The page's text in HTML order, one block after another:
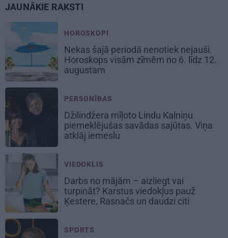
JAUNĀKIE RAKSTI
HOROSKOPI
Nekas šajā periodā nenotiek nejauši.
Horoskops visām zīmēm no 6. līdz 12.
augustam
PERSONĪBAS
Džilindžera mīļoto Lindu Kalniņu
piemeklējušas savādas sajūtas. Viņa
atklāj iemeslu
VIEDOKLIS
Darbs no mājām – aizliegt vai
turpināt? Karstus viedokļus pauž
Ķestere, Rasnačs un daudzi citi
SPORTS